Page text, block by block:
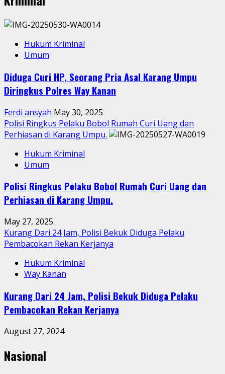
Hukum Kriminal
Umum
Diduga Curi HP, Seorang Pria Asal Karang Umpu
Diringkus Polres Way Kanan
Ferdi ansyah May 30, 2025
Polisi Ringkus Pelaku Bobol Rumah Curi Uang dan
Perhiasan di Karang Umpu.
Hukum Kriminal
Umum
Polisi Ringkus Pelaku Bobol Rumah Curi Uang dan
Perhiasan di Karang Umpu.
May 27, 2025
Kurang Dari 24 Jam, Polisi Bekuk Diduga Pelaku
Pembacokan Rekan Kerjanya
Hukum Kriminal
Way Kanan
Kurang Dari 24 Jam, Polisi Bekuk Diduga Pelaku
Pembacokan Rekan Kerjanya
August 27, 2024
Nasional